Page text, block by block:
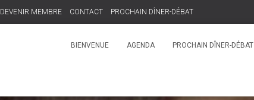
DEVENIR MEMBRE CONTACT PROCHAIN DÎNER-DÉBAT
BIENVENUE AGENDA PROCHAIN DÎNER-DÉBAT